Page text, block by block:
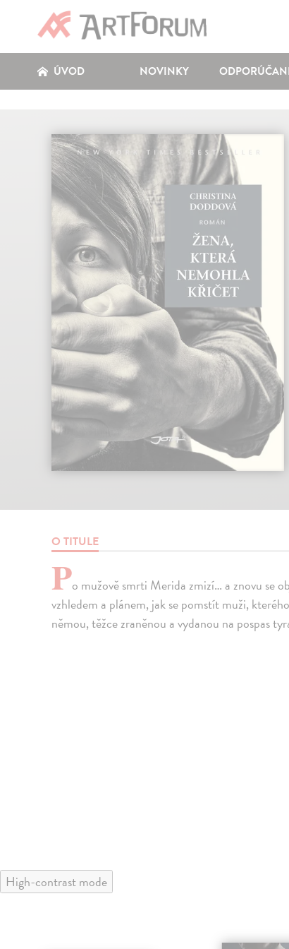
ÚVOD NOVINKY
O TITULE
Po mužově smrti Merida zmizí… a znovu se
vzhledem a plánem, jak se pomstít muži,
němou, těžce zraněnou a vydanou na pospas
High-contrast mode